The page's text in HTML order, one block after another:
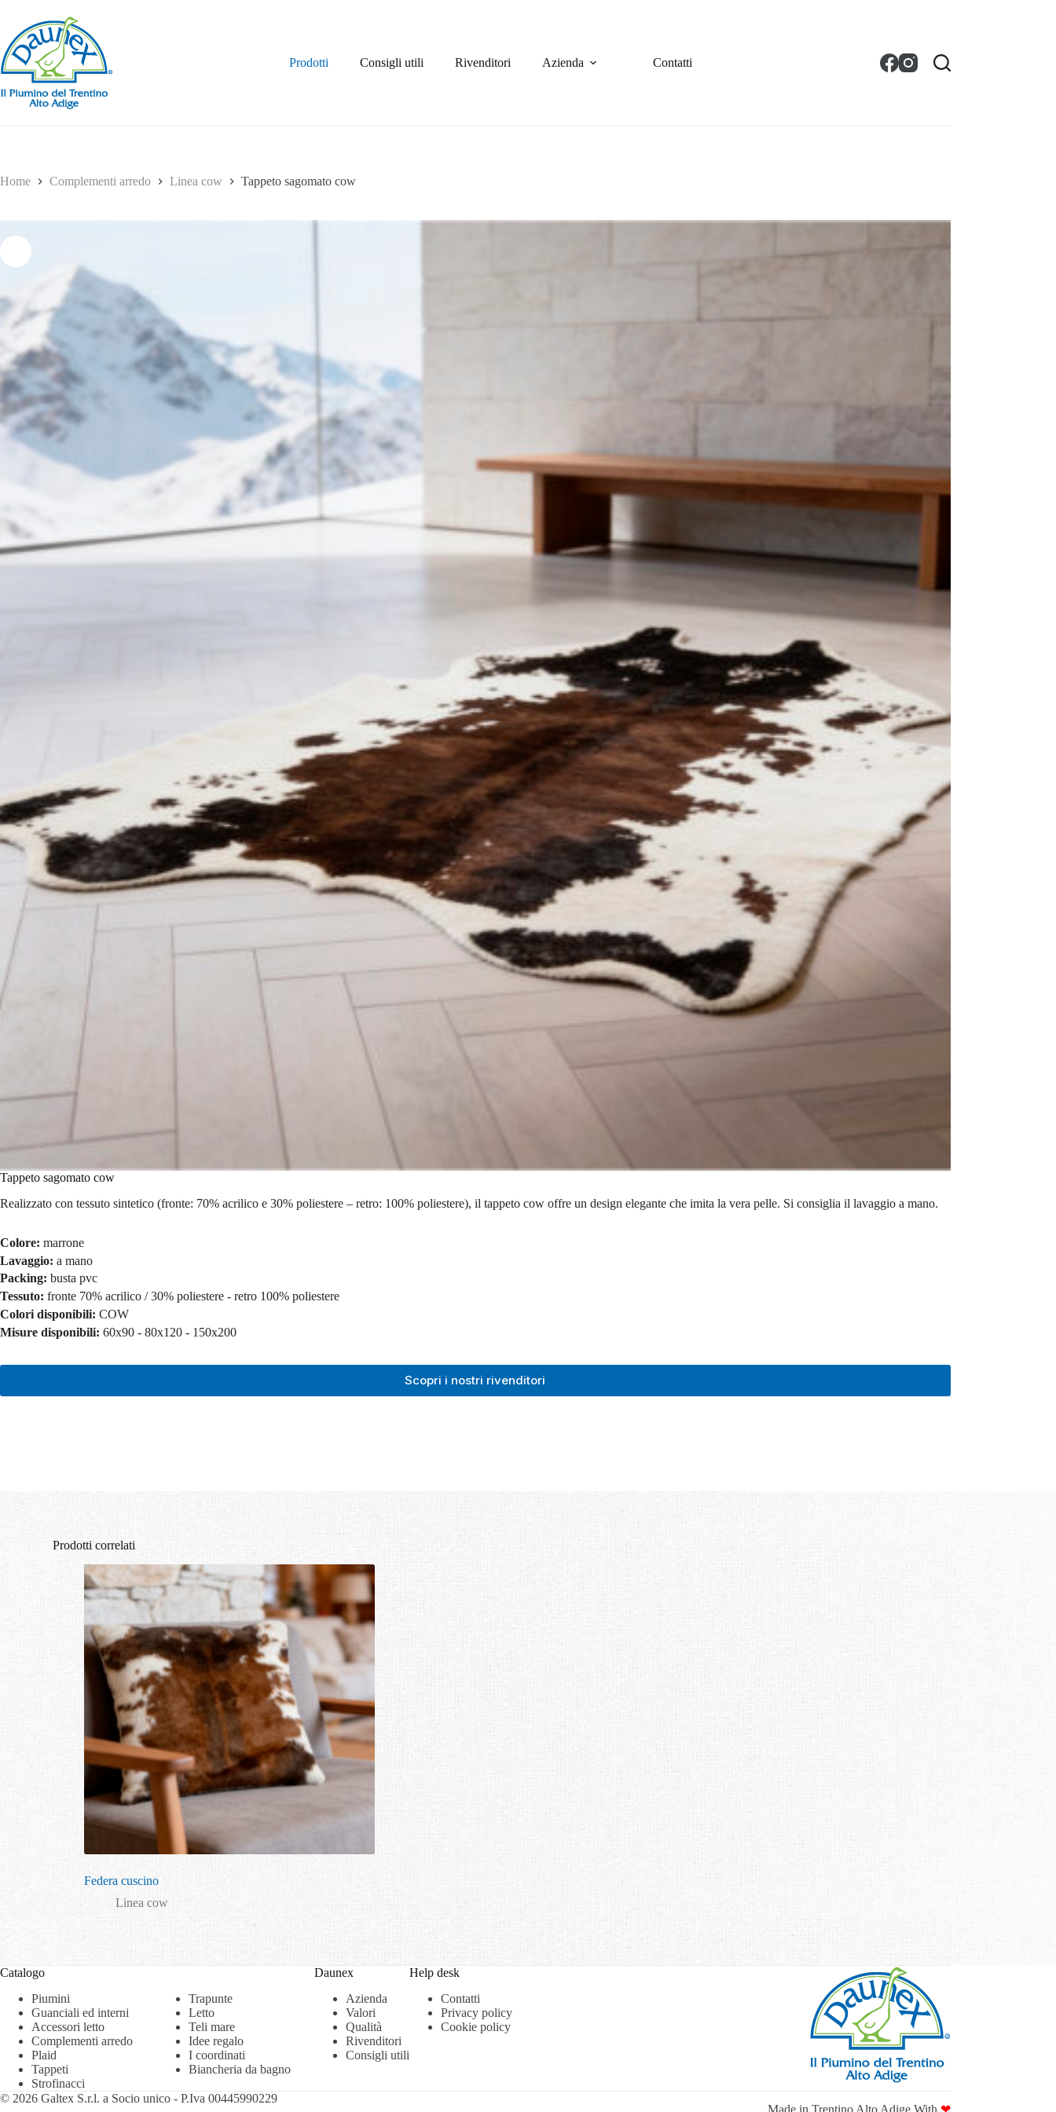
contenuto
Prodotti Consigli utili Rivenditori Azienda Contatti
Home Complementi arredo Linea cow Tappeto sagomato cow
Tappeto sagomato cow
Realizzato con tessuto sintetico (fronte: 70% acrilico e 30% poliestere – retro: 100% poliestere), il tappeto cow offre un design elegante che imita la vera pelle. Si consiglia il lavaggio a mano.
Colore: marrone
Lavaggio: a mano
Packing: busta pvc
Tessuto: fronte 70% acrilico / 30% poliestere - retro 100% poliestere
Colori disponibili: COW
Misure disponibili: 60x90 - 80x120 - 150x200
Scopri i nostri rivenditori
Prodotti correlati
Federa cuscino
Linea cow
Catalogo
Piumini
Trapunte
Guanciali ed interni
Letto
Accessori letto
Teli mare
Complementi arredo
Idee regalo
Plaid
I coordinati
Tappeti
Biancheria da bagno
Strofinacci
Daunex
Azienda
Valori
Qualità
Rivenditori
Consigli utili
Help desk
Contatti
Privacy policy
Cookie policy
© 2026 Galtex S.r.l. a Socio unico - P.Iva 00445990229
Made in Trentino Alto Adige With ❤